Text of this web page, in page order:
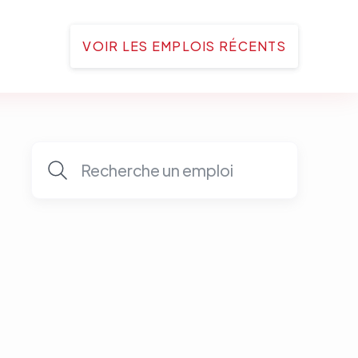
VOIR LES EMPLOIS RÉCENTS